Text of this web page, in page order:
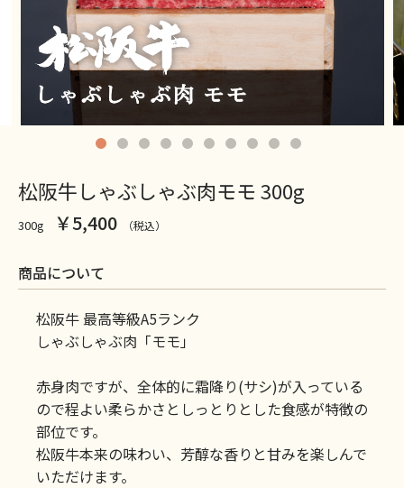
松阪牛しゃぶしゃぶ肉モモ 300g
300g ￥5,400 （税込）
商品について
松阪牛 最高等級A5ランク
しゃぶしゃぶ肉「モモ」
赤身肉ですが、全体的に霜降り(サシ)が入っている
ので程よい柔らかさとしっとりとした食感が特徴の
部位です。
松阪牛本来の味わい、芳醇な香りと甘みを楽しんで
いただけます。